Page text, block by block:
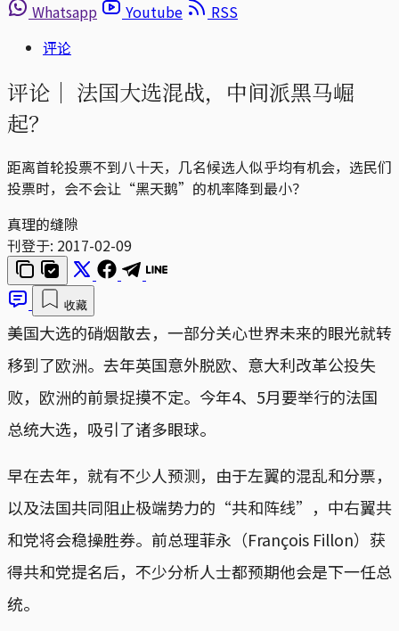
Whatsapp
Youtube
RSS
评论
评论｜ 法国大选混战，中间派黑马崛
起？
距离首轮投票不到八十天，几名候选人似乎均有机会，选民们
投票时，会不会让“黑天鹅”的机率降到最小？
真理的缝隙
刊登于: 2017-02-09
收藏
美国大选的硝烟散去，一部分关心世界未来的眼光就转
移到了欧洲。去年英国意外脱欧、意大利改革公投失
败，欧洲的前景捉摸不定。今年4、5月要举行的法国
总统大选，吸引了诸多眼球。
早在去年，就有不少人预测，由于左翼的混乱和分票，
以及法国共同阻止极端势力的“共和阵线”，中右翼共
和党将会稳操胜券。前总理菲永（François Fillon）获
得共和党提名后，不少分析人士都预期他会是下一任总
统。